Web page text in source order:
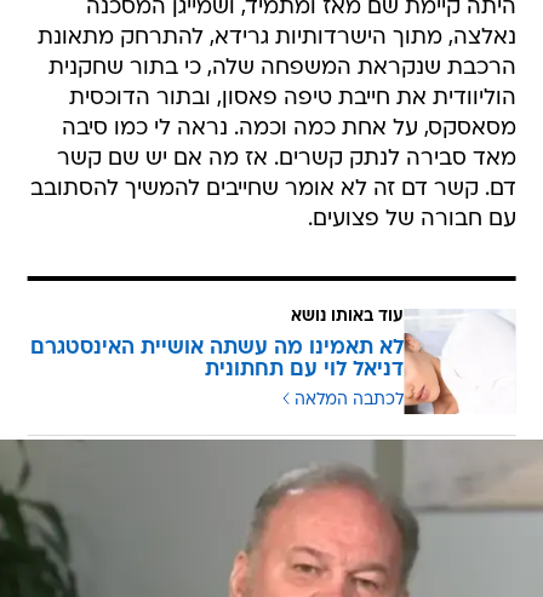
היתה קיימת שם מאז ומתמיד, ושמייגן המסכנה
נאלצה, מתוך הישרדותיות גרידא, להתרחק מתאונת
הרכבת שנקראת המשפחה שלה, כי בתור שחקנית
הוליוודית את חייבת טיפה פאסון, ובתור הדוכסית
מסאסקס, על אחת כמה וכמה. נראה לי כמו סיבה
מאד סבירה לנתק קשרים. אז מה אם יש שם קשר
דם. קשר דם זה לא אומר שחייבים להמשיך להסתובב
עם חבורה של פצועים.
עוד באותו נושא
לא תאמינו מה עשתה אושיית האינסטגרם
דניאל לוי עם תחתונית
לכתבה המלאה